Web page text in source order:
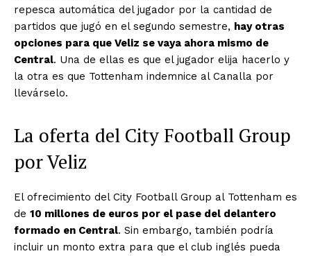
repesca automática del jugador por la cantidad de
partidos que jugó en el segundo semestre, hay otras
opciones para que Veliz se vaya ahora mismo de
Central. Una de ellas es que el jugador elija hacerlo y
la otra es que Tottenham indemnice al Canalla por
llevárselo.
La oferta del City Football Group
por Veliz
El ofrecimiento del City Football Group al Tottenham es
de 10 millones de euros por el pase del delantero
formado en Central. Sin embargo, también podría
incluir un monto extra para que el club inglés pueda